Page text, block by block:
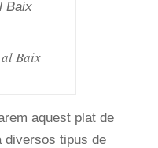
Baix
aquest plat de
diversos tipus de